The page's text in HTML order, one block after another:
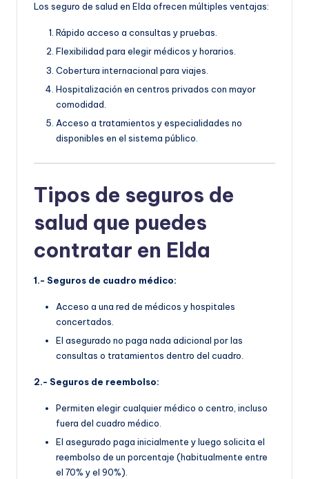
Los seguro de salud en Elda ofrecen múltiples ventajas:
Rápido acceso a consultas y pruebas.
Flexibilidad para elegir médicos y horarios.
Cobertura internacional para viajes.
Hospitalización en centros privados con mayor
comodidad.
Acceso a tratamientos y especialidades no
disponibles en el sistema público.
Tipos de seguros de
salud que puedes
contratar en Elda
1.- Seguros de cuadro médico:
Acceso a una red de médicos y hospitales
concertados.
El asegurado no paga nada adicional por las
consultas o tratamientos dentro del cuadro.
2.- Seguros de reembolso:
Permiten elegir cualquier médico o centro, incluso
fuera del cuadro médico.
El asegurado paga inicialmente y luego solicita el
reembolso de un porcentaje (habitualmente entre
el 70% y el 90%).